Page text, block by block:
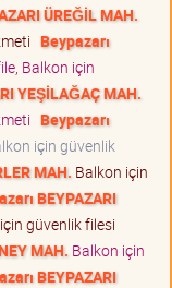
ÜREĞİL MAH.
Beypazarı
Balkon için
YEŞİLAĞAÇ MAH.
Beypazarı
için güvenlik
MAH. Balkon için
BEYPAZARI
güvenlik filesi
MAH. Balkon için
BEYPAZARI